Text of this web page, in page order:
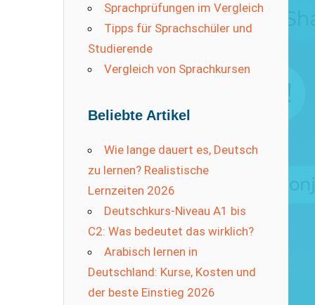
Sprachprüfungen im Vergleich
Tipps für Sprachschüler und
Studierende
Vergleich von Sprachkursen
Beliebte Artikel
Wie lange dauert es, Deutsch
zu lernen? Realistische
Lernzeiten 2026
Deutschkurs-Niveau A1 bis
C2: Was bedeutet das wirklich?
Arabisch lernen in
Deutschland: Kurse, Kosten und
der beste Einstieg 2026